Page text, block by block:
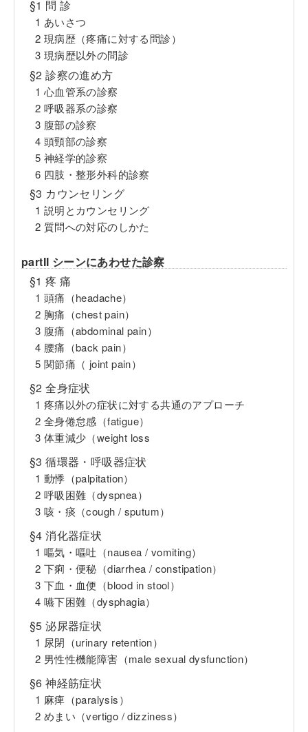
§1 問 診
1 あいさつ
2 現病歴（疼痛に対する問診）
3 現病歴以外の問診
§2 診察の進め方
1 心血管系の診察
2 呼吸器系の診察
3 腹部の診察
4 頭頸部の診察
5 神経学的診察
6 四肢・整形外科的診察
§3 カウンセリング
1 説明とカウンセリング
2 質問への対応のしかた
partII シーンにあわせた診察
§1 疼 痛
1 頭痛（headache）
2 胸痛（chest pain）
3 腹痛（abdominal pain）
4 腰痛（back pain）
5 関節痛（ joint pain）
§2 全身症状
1 疼痛以外の症状に対する共通のアプローチ
2 全身倦怠感（fatigue）
3 体重減少（weight loss
§3 循環器・呼吸器症状
1 動悸（palpitation）
2 呼吸困難（dyspnea）
3 咳・痰（cough / sputum）
§4 消化器症状
1 嘔気・嘔吐（nausea / vomiting）
2 下痢・便秘（diarrhea / constipation）
3 下血・血便（blood in stool）
4 嚥下困難（dysphagia）
§5 泌尿器症状
1 尿閉（urinary retention）
2 男性性機能障害（male sexual dysfunction）
§6 神経筋症状
1 麻痺（paralysis）
2 めまい（vertigo / dizziness）